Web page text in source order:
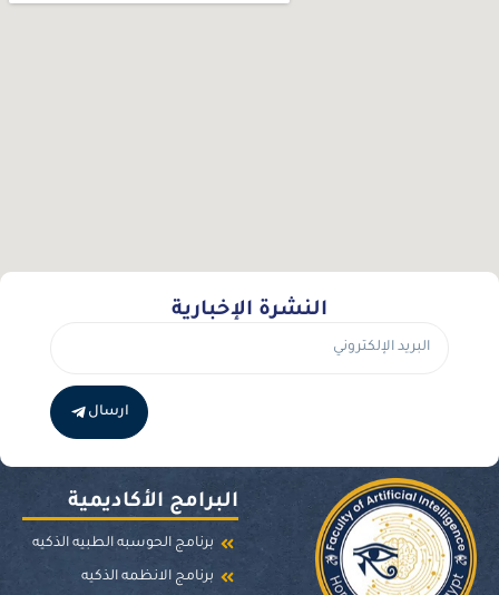
النشرة الإخبارية
ارسال
البرامج الأكاديمية
برنامج الحوسبه الطبيه الذكيه
برنامج الانظمه الذكيه